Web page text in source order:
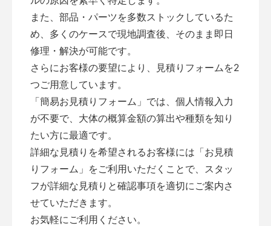
また、部品・パーツを多数ストックしているた
め、多くのケースで現地調査後、そのまま即日
修理・解決が可能です。
さらにお客様の要望により、見積りフォームを2
つご用意しています。
「簡易お見積りフォーム 」では、個人情報入力
が不要で、大体の概算金額の算出や種類を知り
たい方に最適です。
詳細な見積りを希望されるお客様には「お見積
りフォーム 」をご利用いただくことで、スタッ
フが詳細な見積りと確認事項を適切にご案内さ
せていただきます。
お気軽にご利用ください。